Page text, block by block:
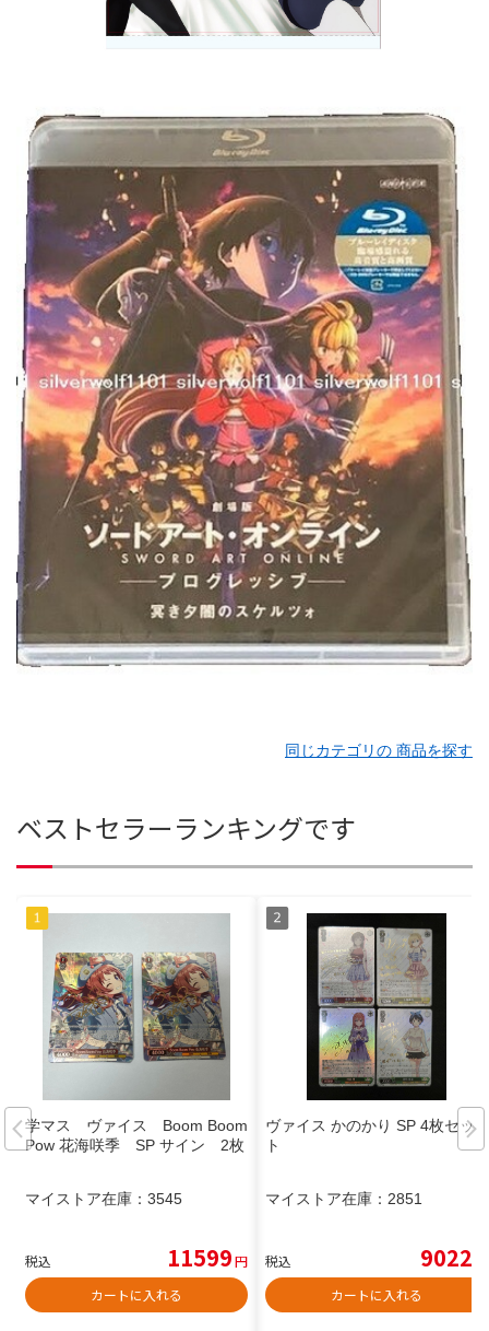
同じカテゴリの 商品を探す
ベストセラーランキングです
学マス ヴァイス Boom Boom
Pow 花海咲季 SP サイン 2枚
マイストア在庫： 3545
税込 11599円
カートに入れる
ヴァイス かのかり SP 4枚セッ
ト
マイストア在庫： 2851
税込 9022
カートに入れる